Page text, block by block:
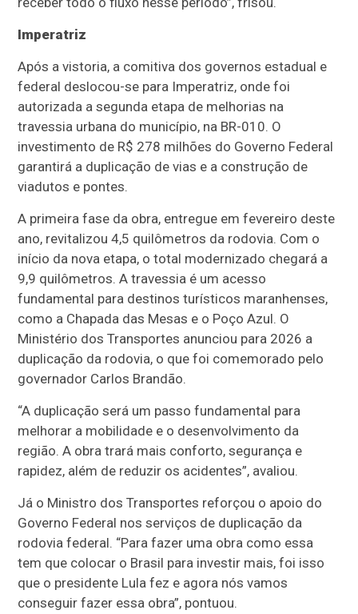
Imperatriz
Após a vistoria, a comitiva dos governos estadual e
federal deslocou-se para Imperatriz, onde foi
autorizada a segunda etapa de melhorias na
travessia urbana do município, na BR-010. O
investimento de R$ 278 milhões do Governo Federal
garantirá a duplicação de vias e a construção de
viadutos e pontes.
A primeira fase da obra, entregue em fevereiro deste
ano, revitalizou 4,5 quilômetros da rodovia. Com o
início da nova etapa, o total modernizado chegará a
9,9 quilômetros. A travessia é um acesso
fundamental para destinos turísticos maranhenses,
como a Chapada das Mesas e o Poço Azul. O
Ministério dos Transportes anunciou para 2026 a
duplicação da rodovia, o que foi comemorado pelo
governador Carlos Brandão.
“A duplicação será um passo fundamental para
melhorar a mobilidade e o desenvolvimento da
região. A obra trará mais conforto, segurança e
rapidez, além de reduzir os acidentes”, avaliou.
Já o Ministro dos Transportes reforçou o apoio do
Governo Federal nos serviços de duplicação da
rodovia federal. “Para fazer uma obra como essa
tem que colocar o Brasil para investir mais, foi isso
que o presidente Lula fez e agora nós vamos
conseguir fazer essa obra”, pontuou.